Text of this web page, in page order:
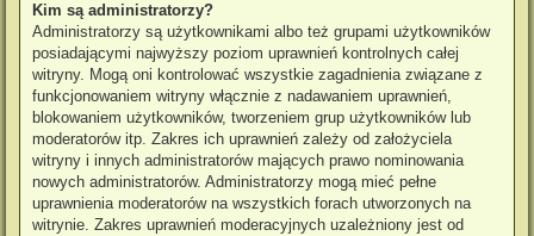
Kim są administratorzy?
Administratorzy są użytkownikami albo też grupami użytkowników
posiadającymi najwyższy poziom uprawnień kontrolnych całej
witryny. Mogą oni kontrolować wszystkie zagadnienia związane z
funkcjonowaniem witryny włącznie z nadawaniem uprawnień,
blokowaniem użytkowników, tworzeniem grup użytkowników lub
moderatorów itp. Zakres ich uprawnień zależy od założyciela
witryny i innych administratorów mających prawo nominowania
nowych administratorów. Administratorzy mogą mieć pełne
uprawnienia moderatorów na wszystkich forach utworzonych na
witrynie. Zakres uprawnień moderacyjnych uzależniony jest od